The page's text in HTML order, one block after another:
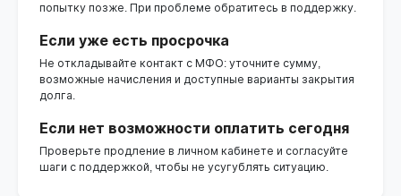
попытку позже. При проблеме обратитесь в поддержку.
Если уже есть просрочка
Не откладывайте контакт с МФО: уточните сумму,
возможные начисления и доступные варианты закрытия
долга.
Если нет возможности оплатить сегодня
Проверьте продление в личном кабинете и согласуйте
шаги с поддержкой, чтобы не усугублять ситуацию.